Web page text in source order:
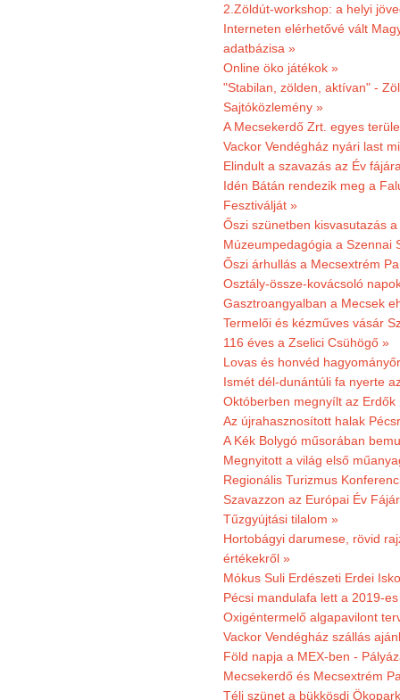
2.Zöldút-workshop: a helyi
Interneten elérhetővé vált
adatbázisa »
Online öko játékok »
"Stabilan, zölden, aktívan" -
Sajtóközlemény »
A Mecsekerdő Zrt. egyes
Vackor Vendégház nyári last
Elindult a szavazás az Év
Idén Bátán rendezik meg a
Fesztiválját »
Őszi szünetben kisvasutazás
Múzeumpedagógia a Szennai
Őszi árhullás a Mecsextrém
Osztály-össze-kovácsoló
Gasztroangyalban a Mecsek
Termelői és kézműves vásár
116 éves a Zselici Csühögő »
Lovas és honvéd
Ismét dél-dunántúli fa nyerte
Októberben megnyílt az
Az újrahasznosított halak
A Kék Bolygó műsorában
Megnyitott a világ első
Regionális Turizmus
Szavazzon az Európai Év
Tűzgyújtási tilalom »
Hortobágyi darumese, rövid
értékekről »
Mókus Suli Erdészeti Erdei
Pécsi mandulafa lett a 2019-
Oxigéntermelő algapavilont
Vackor Vendégház szállás
Föld napja a MEX-ben -
Mecsekerdő és Mecsextrém
Téli szünet a bükkösdi